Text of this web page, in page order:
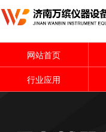
网
站
首
页
关
于
我
产
网站首页
行业应用